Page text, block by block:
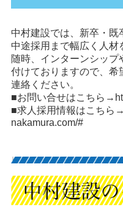
中村建設では、新卒・
中途採用まで幅広く人材
随時、インターンシッ
付けておりますので、希
連絡ください。
■お問い合せはこちら→
■求人採用情報はこちら→
nakamura.com/#